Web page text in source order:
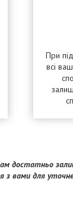
При
всі
достатньо
з вами для